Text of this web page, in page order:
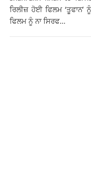
ਰਿਲੀਜ਼ ਹੋਈ ਫਿਲਮ ‘ਤੂਫਾਨ’
ਫਿਲਮ ਨੂੰ ਨਾ ਸਿਰਫ...